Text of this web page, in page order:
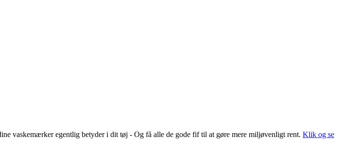
vaskemærker egentlig betyder i dit tøj - Og få alle de gode fif til at gøre mere miljøvenligt rent. Klik og se